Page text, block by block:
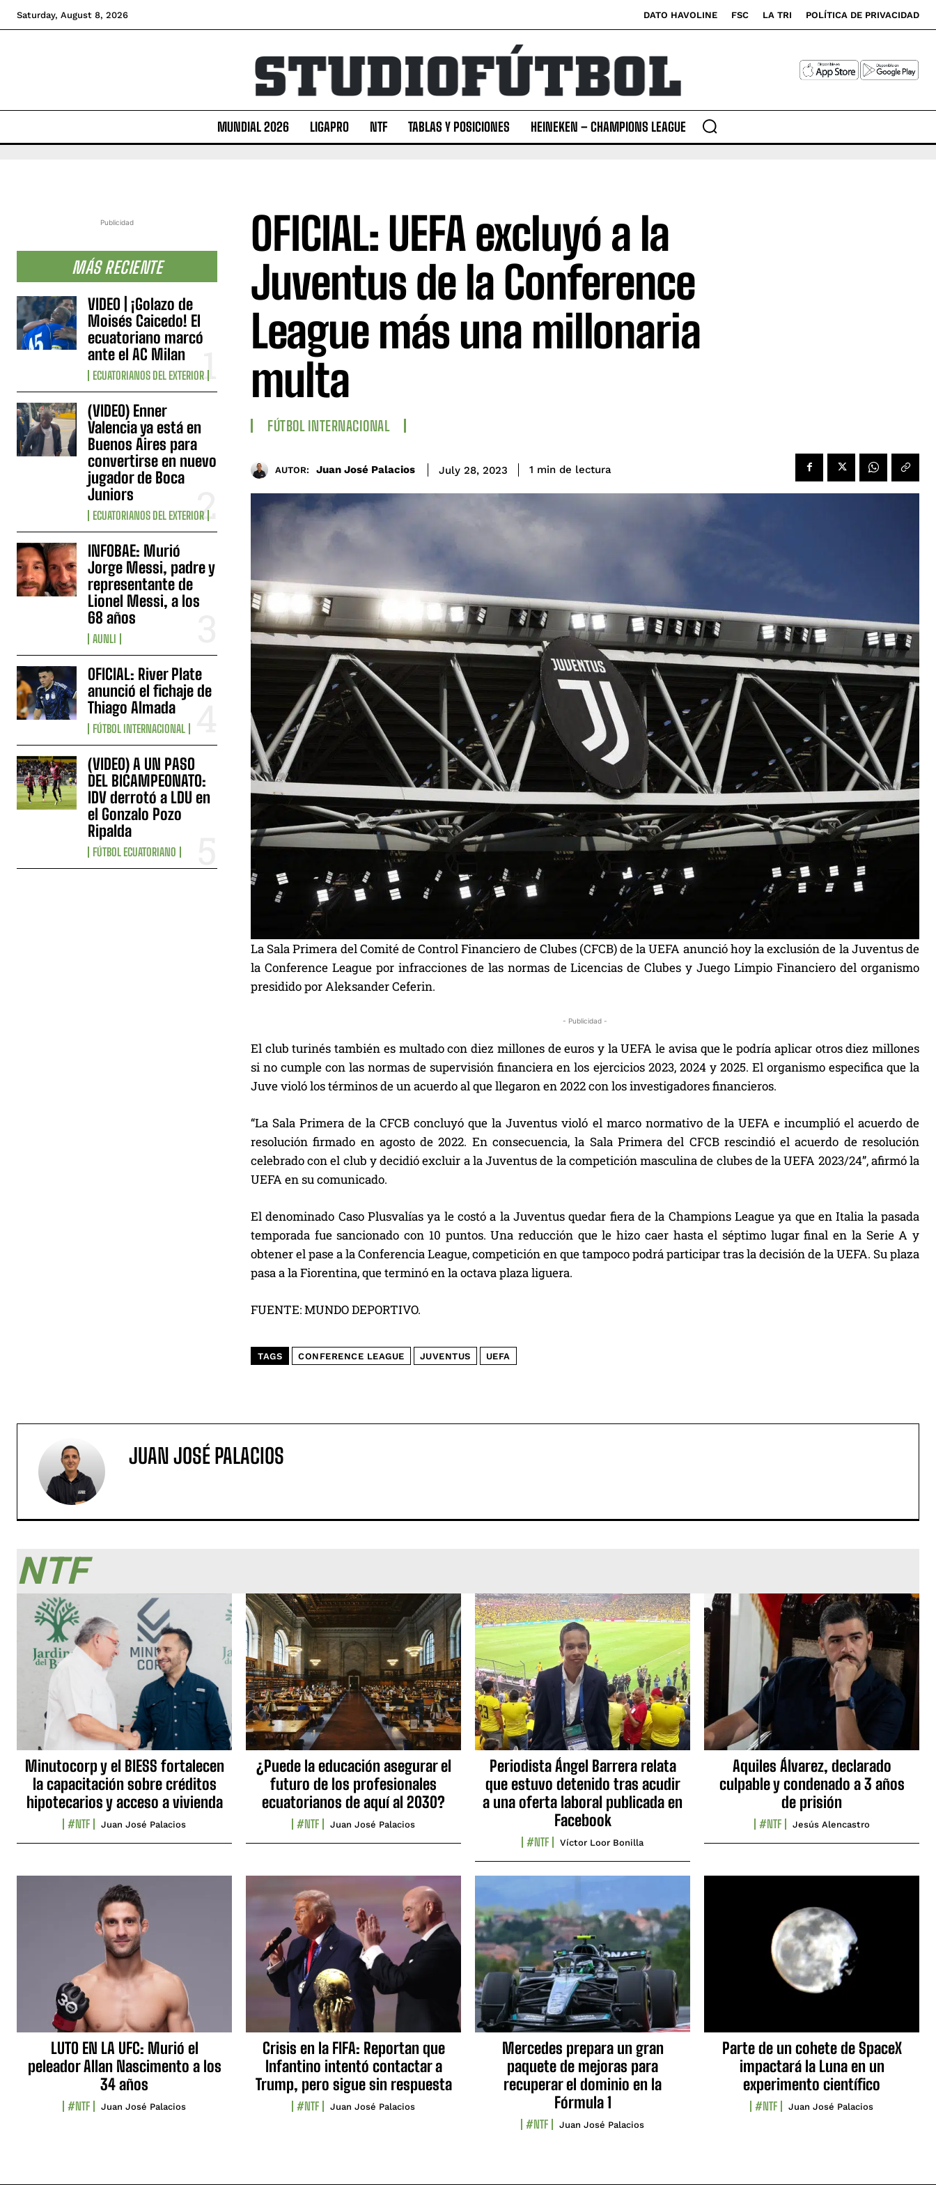
Saturday, August 8, 2026 DATO HAVOLINE FSC LA TRI POLÍTICA DE PRIVACIDAD
MUNDIAL 2026 LIGAPRO NTF TABLAS Y POSICIONES HEINEKEN – CHAMPIONS LEAGUE
Publicidad
MÁS RECIENTE
VIDEO | ¡Golazo de
Moisés Caicedo! El
ecuatoriano marcó
ante el AC Milan
ECUATORIANOS DEL EXTERIOR
(VIDEO) Enner
Valencia ya está en
Buenos Aires para
convertirse en nuevo
jugador de Boca
Juniors
ECUATORIANOS DEL EXTERIOR
INFOBAE: Murió
Jorge Messi, padre y
representante de
Lionel Messi, a los
68 años
AUNLI
OFICIAL: River Plate
anunció el fichaje de
Thiago Almada
FÚTBOL INTERNACIONAL
(VIDEO) A UN PASO
DEL BICAMPEONATO:
IDV derrotó a LDU en
el Gonzalo Pozo
Ripalda
FÚTBOL ECUATORIANO
OFICIAL: UEFA excluyó a la
Juventus de la Conference
League más una millonaria
multa
FÚTBOL INTERNACIONAL
AUTOR: Juan José Palacios July 28, 2023 1 min de lectura
La Sala Primera del Comité de Control Financiero de Clubes (CFCB) de la UEFA anunció hoy la exclusión de la Juventus de
la Conference League por infracciones de las normas de Licencias de Clubes y Juego Limpio Financiero del organismo
presidido por Aleksander Ceferin.
- Publicidad -
El club turinés también es multado con diez millones de euros y la UEFA le avisa que le podría aplicar otros diez millones
si no cumple con las normas de supervisión financiera en los ejercicios 2023, 2024 y 2025. El organismo especifica que la
Juve violó los términos de un acuerdo al que llegaron en 2022 con los investigadores financieros.
“La Sala Primera de la CFCB concluyó que la Juventus violó el marco normativo de la UEFA e incumplió el acuerdo de
resolución firmado en agosto de 2022. En consecuencia, la Sala Primera del CFCB rescindió el acuerdo de resolución
celebrado con el club y decidió excluir a la Juventus de la competición masculina de clubes de la UEFA 2023/24”, afirmó la
UEFA en su comunicado.
El denominado Caso Plusvalías ya le costó a la Juventus quedar fiera de la Champions League ya que en Italia la pasada
temporada fue sancionado con 10 puntos. Una reducción que le hizo caer hasta el séptimo lugar final en la Serie A y
obtener el pase a la Conferencia League, competición en que tampoco podrá participar tras la decisión de la UEFA. Su plaza
pasa a la Fiorentina, que terminó en la octava plaza liguera.
FUENTE: MUNDO DEPORTIVO.
TAGS CONFERENCE LEAGUE JUVENTUS UEFA
JUAN JOSÉ PALACIOS
NTF
Minutocorp y el BIESS fortalecen
la capacitación sobre créditos
hipotecarios y acceso a vivienda
#NTF Juan José Palacios
¿Puede la educación asegurar el
futuro de los profesionales
ecuatorianos de aquí al 2030?
#NTF Juan José Palacios
Periodista Ángel Barrera relata
que estuvo detenido tras acudir
a una oferta laboral publicada en
Facebook
#NTF Víctor Loor Bonilla
Aquiles Álvarez, declarado
culpable y condenado a 3 años
de prisión
#NTF Jesús Alencastro
LUTO EN LA UFC: Murió el
peleador Allan Nascimento a los
34 años
#NTF Juan José Palacios
Crisis en la FIFA: Reportan que
Infantino intentó contactar a
Trump, pero sigue sin respuesta
#NTF Juan José Palacios
Mercedes prepara un gran
paquete de mejoras para
recuperar el dominio en la
Fórmula 1
#NTF Juan José Palacios
Parte de un cohete de SpaceX
impactará la Luna en un
experimento científico
#NTF Juan José Palacios